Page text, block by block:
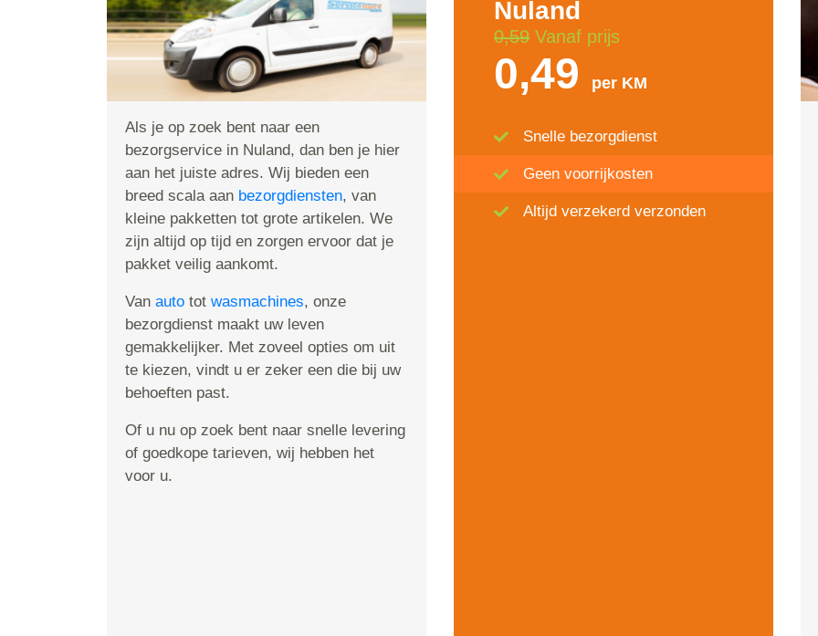
Als je op zoek bent naar een
bezorgservice in Nuland, dan ben je hier
aan het juiste adres. Wij bieden een
breed scala aan bezorgdiensten, van
kleine pakketten tot grote artikelen. We
zijn altijd op tijd en zorgen ervoor dat je
pakket veilig aankomt.
Van auto tot wasmachines, onze
bezorgdienst maakt uw leven
gemakkelijker. Met zoveel opties om uit
te kiezen, vindt u er zeker een die bij uw
behoeften past.
Of u nu op zoek bent naar snelle levering
of goedkope tarieven, wij hebben het
voor u.
Nuland
0,59 Vanaf prijs
0,49 per KM
Snelle bezorgdienst
Geen voorrijkosten
Altijd verzekerd verzonden